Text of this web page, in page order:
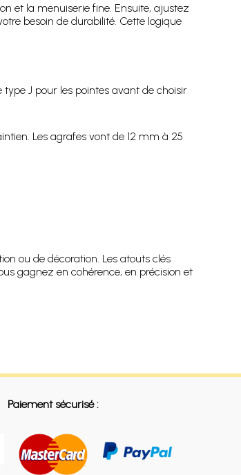
et la menuiserie fine. Ensuite, ajustez
besoin de durabilité. Cette logique
J pour les pointes avant de choisir
Les agrafes vont de 12 mm à 25
ou de décoration. Les atouts clés
gagnez en cohérence, en précision et
Paiement sécurisé :